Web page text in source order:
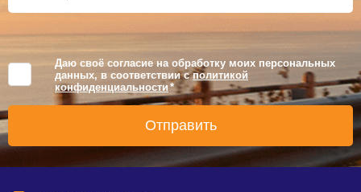
Даю своё согласие на обработку моих персональных
данных, в соответствии сполитикой
конфиденциальности *